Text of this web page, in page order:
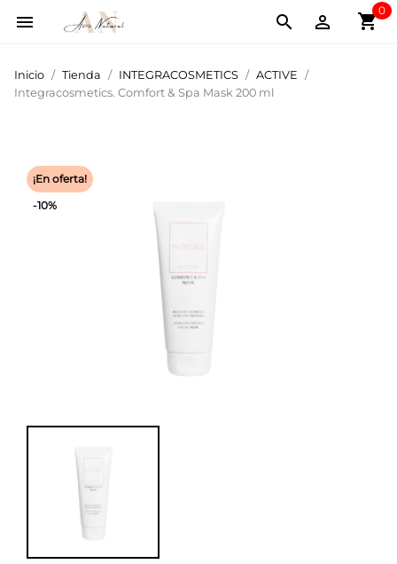
 shopping_cart
0


Inicio Tienda INTEGRACOSMETICS
ACTIVE
Integracosmetics. Comfort & Spa Mask 200 ml
¡En oferta!
-10%